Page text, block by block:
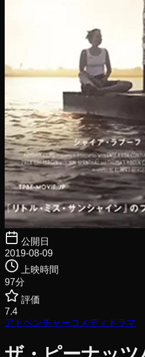
公開日
2019-08-09
上映時間
97分
評価
7.4
アドベンチャーコメディ ドラマ